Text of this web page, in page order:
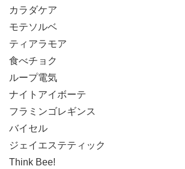
カラダケア
モテソルベ
ティアラモア
食べチョク
ループ電気
ナイトアイボーテ
フラミンゴレギンス
バイセル
ジェイエステティック
Think Bee!